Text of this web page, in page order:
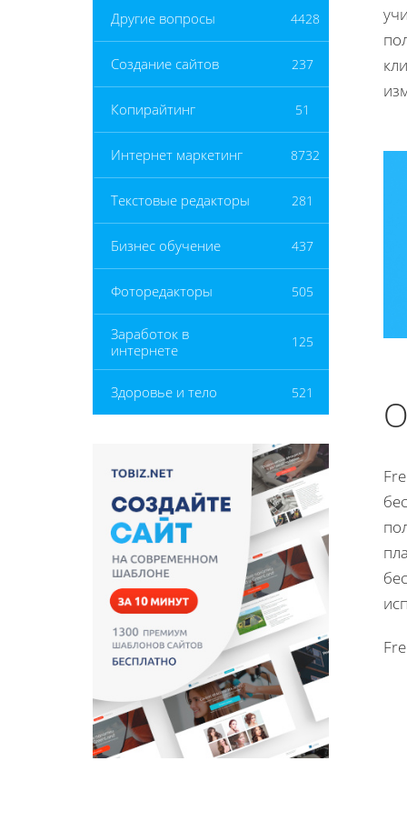
Другие вопросы 4428
Создание сайтов 237
Копирайтинг 51
Интернет маркетинг 8732
Текстовые редакторы 281
Бизнес обучение 437
Фоторедакторы 505
Заработок в
интернете
125
Здоровье и тело 521